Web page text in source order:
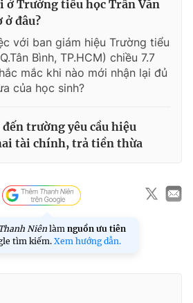
ở Trường tiểu học Trần Văn
ở đâu?
với ban giám hiệu Trường tiểu
Bình, TP.HCM) chiều 7.7
mắc khi nào mới nhận lại đủ
của học sinh?
trường yêu cầu hiệu
tài chính, trả tiền thừa
Niên làm nguồn ưu tiên
tìm kiếm. Xem hướng dẫn.